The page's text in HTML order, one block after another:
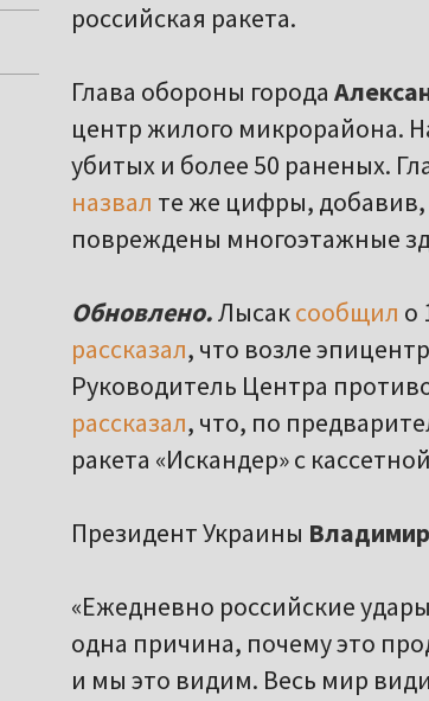
российская ракета.
Глава обороны города
центр жилого микрорайона.
убитых и более 50 раненых.
назвал те же цифры, добавив,
повреждены многоэтажные
Обновлено.Лысаксообщил о
рассказал, что возле
Руководитель Центра
рассказал, что, по
ракета «Искандер» с
Президент Украины
«Ежедневно российские
одна причина, почему это
и мы это видим. Весь мир